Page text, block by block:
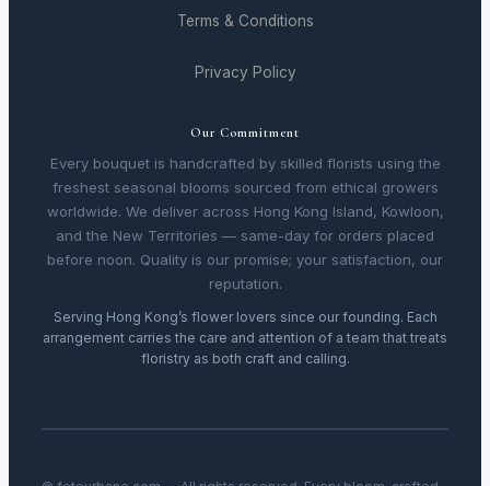
Terms & Conditions
Privacy Policy
Our Commitment
Every bouquet is handcrafted by skilled florists using the
freshest seasonal blooms sourced from ethical growers
worldwide. We deliver across Hong Kong Island, Kowloon,
and the New Territories — same-day for orders placed
before noon. Quality is our promise; your satisfaction, our
reputation.
Serving Hong Kong’s flower lovers since our founding. Each
arrangement carries the care and attention of a team that treats
floristry as both craft and calling.